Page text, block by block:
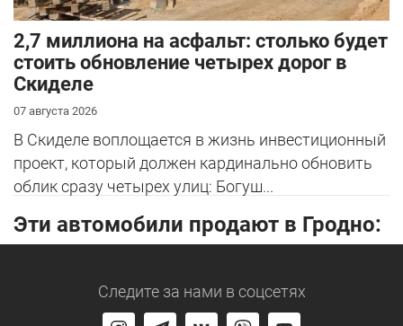
2,7 миллиона на асфальт: столько будет
стоить обновление четырех дорог в
Скиделе
07 августа 2026
В Скиделе воплощается в жизнь инвестиционный
проект, который должен кардинально обновить
облик сразу четырех улиц: Богуш...
Эти автомобили продают в Гродно:
Следите за нами в соцсетях